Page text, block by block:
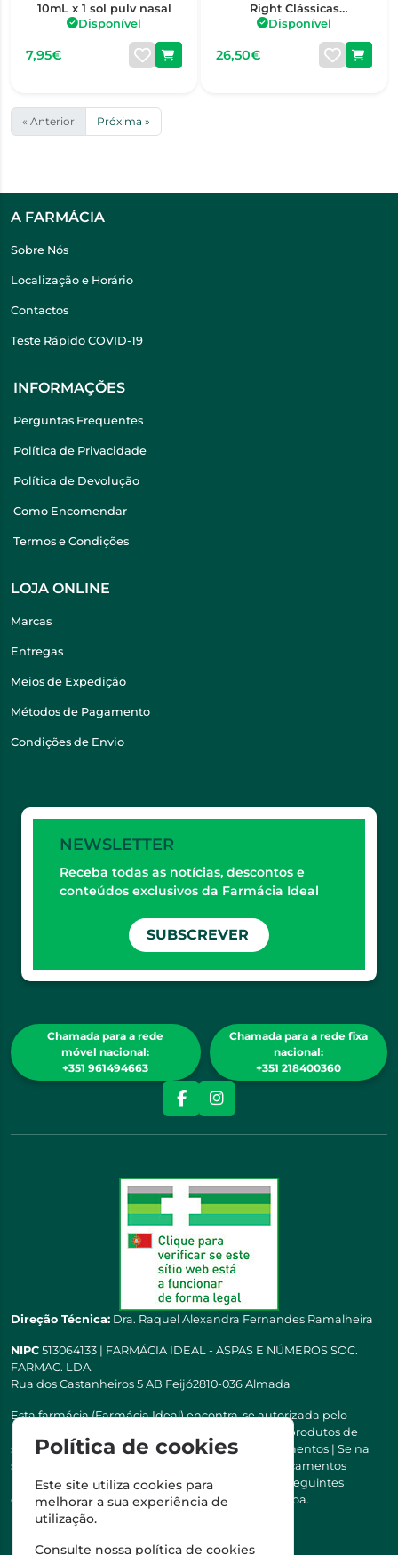
10mL x 1 sol pulv nasal
Disponível
7,95€
Right Clássicas
Pequenas/Médias x 30
Disponível
26,50€
« Anterior Próxima »
A FARMÁCIA
Sobre Nós
Localização e Horário
Contactos
Teste Rápido COVID-19
INFORMAÇÕES
Perguntas Frequentes
Política de Privacidade
Política de Devolução
Como Encomendar
Termos e Condições
LOJA ONLINE
Marcas
Entregas
Meios de Expedição
Métodos de Pagamento
Condições de Envio
NEWSLETTER
Receba todas as notícias, descontos e
conteúdos exclusivos da Farmácia Ideal
SUBSCREVER
Chamada para a rede
móvel nacional:
+351 961494663
Chamada para a rede fixa
nacional:
+351 218400360
Direção Técnica: Dra. Raquel Alexandra Fernandes Ramalheira
NIPC 513064133 | FARMÁCIA IDEAL - ASPAS E NÚMEROS SOC.
FARMAC. LDA.
Rua dos Castanheiros 5 AB Feijó2810-036 Almada
Esta farmácia (Farmácia Ideal) encontra-se autorizada pelo
INFARMED para a dispensa de medicamentos e produtos de
saúde ao domicílio e através da internet. Medicamentos | Se na
sua receita tiver MSRM, MNSRM, MSRMV ou Medicamentos
Manipulados, estes só podem ser entregues nos seguintes
concelhos: Almada, Seixal, Sesimbra, Oeiras e Lisboa.
Política de cookies
Este site utiliza cookies para
melhorar a sua experiência de
utilização.
Consulte nossa política de cookies